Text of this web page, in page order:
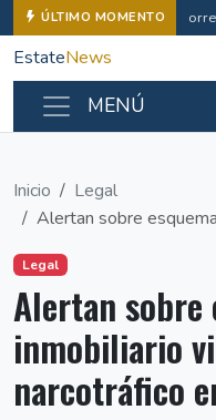
ÚLTIMO MOMENTO
EstateNews
MENÚ
Inicio
Legal
Alertan sobre
Legal
Alertan sobre
inmobiliario
narcotráfico